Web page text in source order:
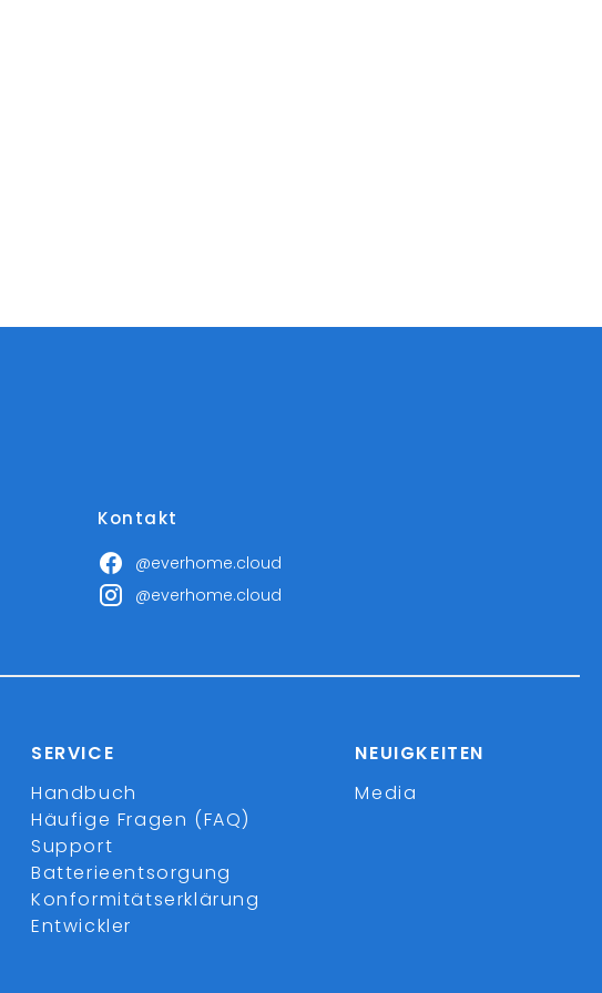
Kontakt
@everhome.cloud
@everhome.cloud
SERVICE
Handbuch
Häufige Fragen (FAQ)
Support
Batterieentsorgung
Konformitätserklärung
Entwickler
NEUIGKEITEN
Media